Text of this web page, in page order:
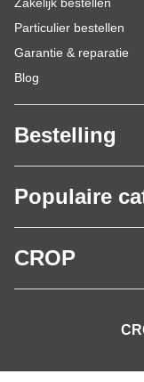
Zakelijk bestellen
Particulier bestellen
Garantie & reparatie
Blog
Bestelling
Populaire
CROP